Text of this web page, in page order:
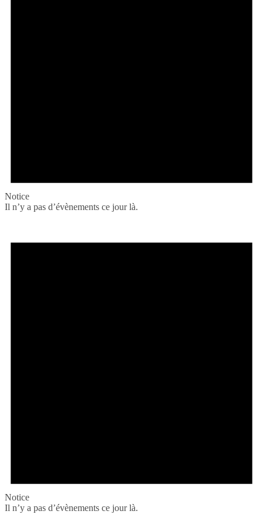
Notice
Il n’y a pas d’évènements ce jour là.
Notice
Il n’y a pas d’évènements ce jour là.